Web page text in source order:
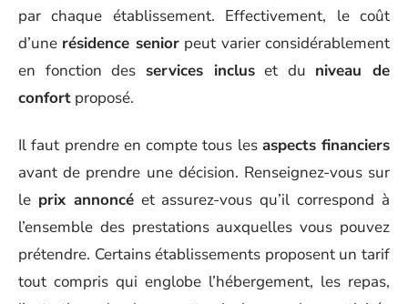
par chaque établissement. Effectivement, le coût
d’une résidence seniorpeut varier considérablement
en fonction des services incluset du niveau de
confort proposé.
Il faut prendre en compte tous les aspects financiers
avant de prendre une décision. Renseignez-vous sur
le prix annoncéet assurez-vous qu’il correspond à
l’ensemble des prestations auxquelles vous pouvez
prétendre. Certains établissements proposent un tarif
tout compris qui englobe l’hébergement, les repas,